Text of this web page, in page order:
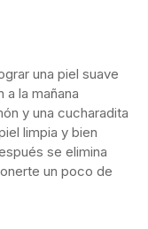
una piel suave
la mañana
y una cucharadita
limpia y bien
se elimina
un poco de